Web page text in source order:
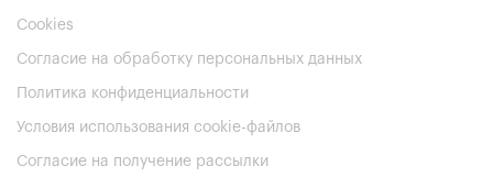
Cookies
Согласие на обработку персональных данных
Политика конфиденциальности
Условия использования cookie-файлов
Согласие на получение рассылки